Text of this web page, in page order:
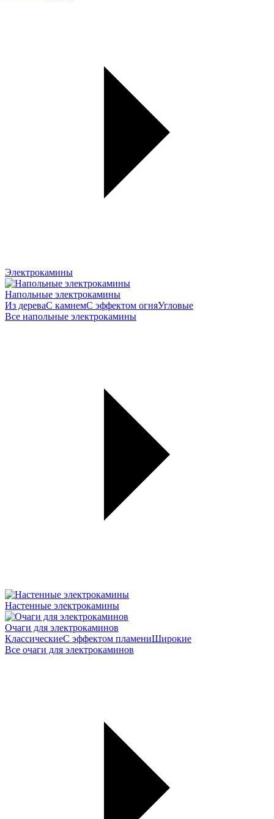
Электрокамины
Напольные электрокамины
Из дереваС камнемС эффектом огняУгловые
Все напольные электрокамины
Настенные электрокамины
Очаги для электрокаминов
КлассическиеС эффектом пламениШирокие
Все очаги для электрокаминов